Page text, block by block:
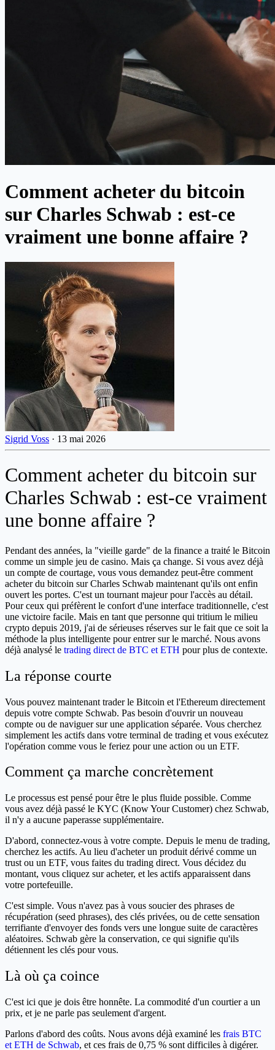
Comment acheter du bitcoin
sur Charles Schwab : est-ce
vraiment une bonne affaire ?
Sigrid Voss · 13 mai 2026
Comment acheter du bitcoin sur
Charles Schwab : est-ce vraiment
une bonne affaire ?
Pendant des années, la "vieille garde" de la finance a traité le Bitcoin
comme un simple jeu de casino. Mais ça change. Si vous avez déjà
un compte de courtage, vous vous demandez peut-être comment
acheter du bitcoin sur Charles Schwab maintenant qu'ils ont enfin
ouvert les portes. C'est un tournant majeur pour l'accès au détail.
Pour ceux qui préfèrent le confort d'une interface traditionnelle, c'est
une victoire facile. Mais en tant que personne qui tritium le milieu
crypto depuis 2019, j'ai de sérieuses réserves sur le fait que ce soit la
méthode la plus intelligente pour entrer sur le marché. Nous avons
déjà analysé le trading direct de BTC et ETH pour plus de contexte.
La réponse courte
Vous pouvez maintenant trader le Bitcoin et l'Ethereum directement
depuis votre compte Schwab. Pas besoin d'ouvrir un nouveau
compte ou de naviguer sur une application séparée. Vous cherchez
simplement les actifs dans votre terminal de trading et vous exécutez
l'opération comme vous le feriez pour une action ou un ETF.
Comment ça marche concrètement
Le processus est pensé pour être le plus fluide possible. Comme
vous avez déjà passé le KYC (Know Your Customer) chez Schwab,
il n'y a aucune paperasse supplémentaire.
D'abord, connectez-vous à votre compte. Depuis le menu de trading,
cherchez les actifs. Au lieu d'acheter un produit dérivé comme un
trust ou un ETF, vous faites du trading direct. Vous décidez du
montant, vous cliquez sur acheter, et les actifs apparaissent dans
votre portefeuille.
C'est simple. Vous n'avez pas à vous soucier des phrases de
récupération (seed phrases), des clés privées, ou de cette sensation
terrifiante d'envoyer des fonds vers une longue suite de caractères
aléatoires. Schwab gère la conservation, ce qui signifie qu'ils
détiennent les clés pour vous.
Là où ça coince
C'est ici que je dois être honnête. La commodité d'un courtier a un
prix, et je ne parle pas seulement d'argent.
Parlons d'abord des coûts. Nous avons déjà examiné les frais BTC
et ETH de Schwab, et ces frais de 0,75 % sont difficiles à digérer.